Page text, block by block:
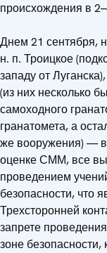
происхождения в
Днем 21 сентября,
н. п. Троицкое
западу от
(из них несколько
самоходного
гранатомета, а
же вооружения) —
оценке СММ, все
проведением
безопасности, что
Трехсторонней
запрете
зоне